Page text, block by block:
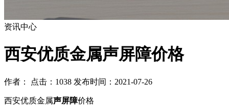
资讯中心
西安优质金属声屏障价格
作者： 点击：1038 发布时间：2021-07-26
西安优质金属声屏障价格